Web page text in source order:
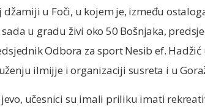
u Foči, u kojem je, između
sada u gradu živi oko 50 Bošnjaka,
Odbora za sport Nesib ef.
ilmijje i organizaciji susreta i u
učesnici su imali priliku imati